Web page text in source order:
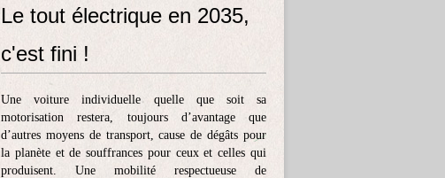
Le tout électrique en 2035,
c'est fini !
Une voiture individuelle quelle que soit sa
motorisation restera, toujours d’avantage que
d’autres moyens de transport, cause de dégâts pour
la planète et de souffrances pour ceux et celles qui
produisent. Une mobilité respectueuse de